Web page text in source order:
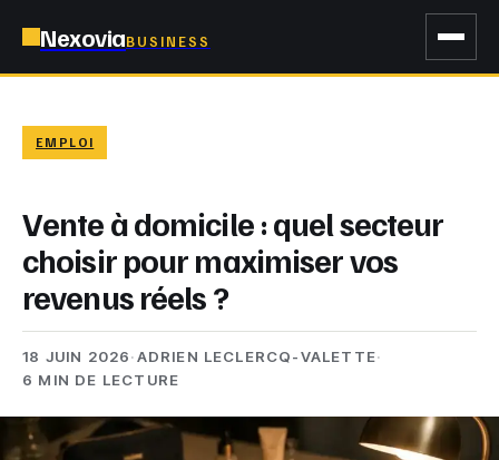
NexoviaBUSINESS
EMPLOI
Vente à domicile : quel secteur
choisir pour maximiser vos
revenus réels ?
18 JUIN 2026·ADRIEN LECLERCQ-VALETTE·
6 MIN DE LECTURE